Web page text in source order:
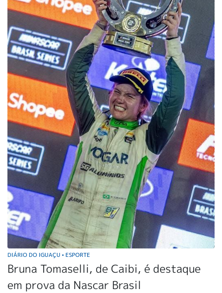
DIÁRIO DO IGUAÇU • ESPORTE
Bruna Tomaselli, de Caibi, é destaque
em prova da Nascar Brasil